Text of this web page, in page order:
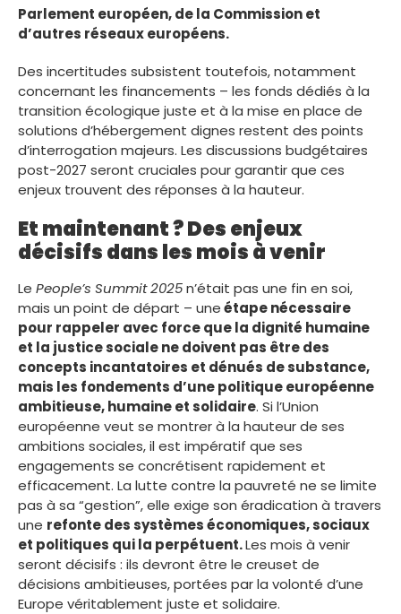
Parlement européen, de la Commission et
d’autres réseaux européens.
Des incertitudes subsistent toutefois, notamment
concernant les financements – les fonds dédiés à la
transition écologique juste et à la mise en place de
solutions d’hébergement dignes restent des points
d’interrogation majeurs. Les discussions budgétaires
post-2027 seront cruciales pour garantir que ces
enjeux trouvent des réponses à la hauteur.
Et maintenant ? Des enjeux
décisifs dans les mois à venir
Le People’s Summit 2025n’était pas une fin en soi,
mais un point de départ – uneétape nécessaire
pour rappeler avec force que la dignité humaine
et la justice sociale ne doivent pas être des
concepts incantatoires et dénués de substance,
mais les fondements d’une politique européenne
ambitieuse, humaine et solidaire. Si l’Union
européenne veut se montrer à la hauteur de ses
ambitions sociales, il est impératif que ses
engagements se concrétisent rapidement et
efficacement. La lutte contre la pauvreté ne se limite
pas à sa “gestion”, elle exige son éradication à travers
une refonte des systèmes économiques, sociaux
et politiques qui la perpétuent.Les mois à venir
seront décisifs : ils devront être le creuset de
décisions ambitieuses, portées par la volonté d’une
Europe véritablement juste et solidaire.